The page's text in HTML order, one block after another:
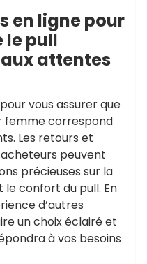
en ligne pour
le pull
attentes
vous assurer que
femme correspond
Les retours et
peuvent
précieuses sur la
le confort du pull. En
d’autres
un choix éclairé et
à vos besoins